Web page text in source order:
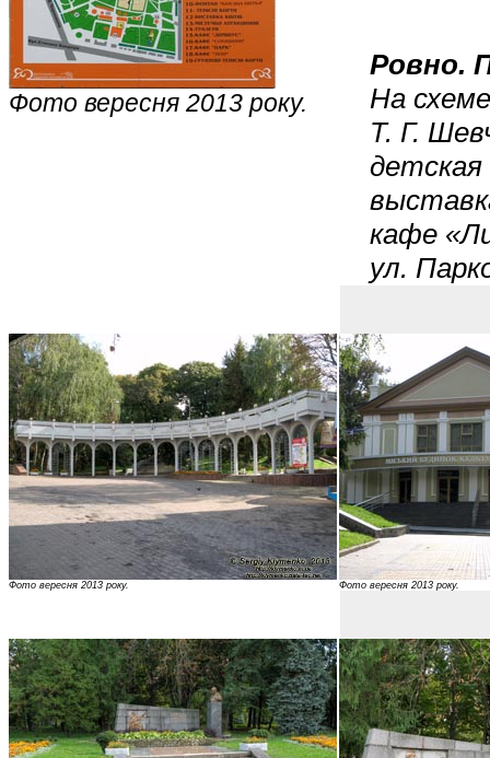
Фото вересня 2013 року.
Ровно.
На
Т. Г.
кафе
ул.
Фото вересня 2013 року. Фото вересня 2013 року.